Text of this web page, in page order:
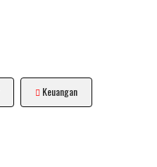
Keuangan